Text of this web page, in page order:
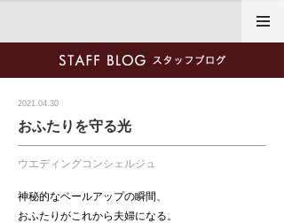
2021.04.30
おふたりを守る光
ウエディングコンシェルジュ
神秘的なベールアップの瞬間、
おふたりがこれから夫婦になる。